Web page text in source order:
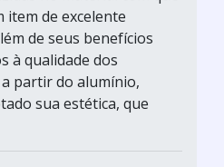
item de excelente
de seus benefícios
à qualidade dos
partir do alumínio,
sua estética, que